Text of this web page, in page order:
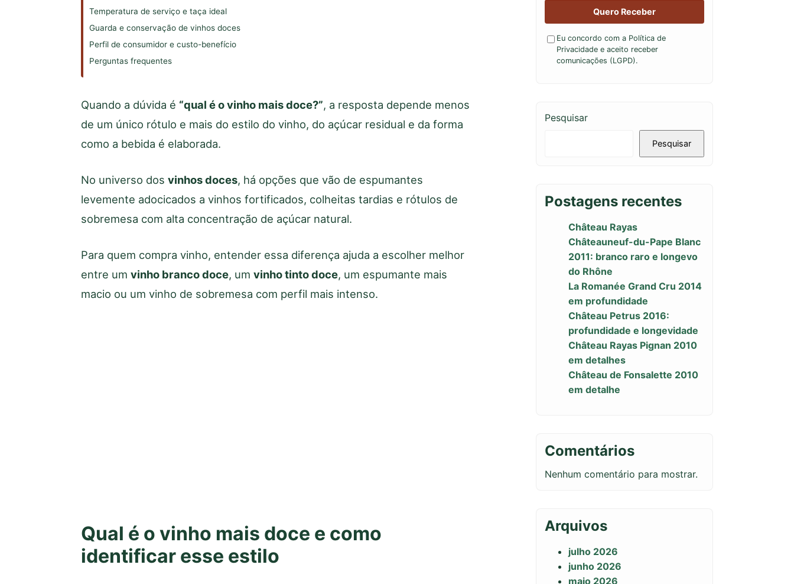
Temperatura de serviço e taça ideal
Guarda e conservação de vinhos doces
Perfil de consumidor e custo-benefício
Perguntas frequentes
Quando a dúvida é “qual é o vinho mais doce?”, a resposta depende menos
de um único rótulo e mais do estilo do vinho, do açúcar residual e da forma
como a bebida é elaborada.
No universo dos vinhos doces, há opções que vão de espumantes
levemente adocicados a vinhos fortificados, colheitas tardias e rótulos de
sobremesa com alta concentração de açúcar natural.
Para quem compra vinho, entender essa diferença ajuda a escolher melhor
entre um vinho branco doce, um vinho tinto doce, um espumante mais
macio ou um vinho de sobremesa com perfil mais intenso.
Qual é o vinho mais doce e como
identificar esse estilo
Quero Receber
Eu concordo com a Política de
Privacidade e aceito receber
comunicações (LGPD).
Pesquisar
Pesquisar
Postagens recentes
Château Rayas
Châteauneuf-du-Pape Blanc
2011: branco raro e longevo
do Rhône
La Romanée Grand Cru 2014
em profundidade
Château Petrus 2016:
profundidade e longevidade
Château Rayas Pignan 2010
em detalhes
Château de Fonsalette 2010
em detalhe
Comentários
Nenhum comentário para mostrar.
Arquivos
julho 2026
junho 2026
maio 2026